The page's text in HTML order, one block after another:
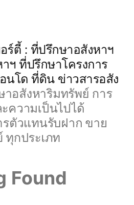
ร์ตี้ : ที่ปรึกษาอสังหาฯ
ฯ ที่ปรึกษาโครงการ
นโด ที่ดิน ข่าวสารอสัง
าอสังหาริมทรัพย์ การ
ความเป็นไปได้
รตัวแทนรับฝาก ขาย
ทุกประเภท
Found